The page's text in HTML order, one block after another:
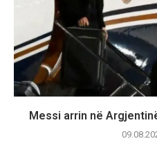
Messi arrin në